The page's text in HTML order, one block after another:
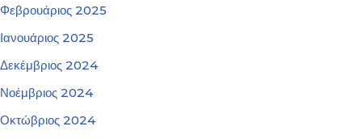
Φεβρουάριος 2025
Ιανουάριος 2025
Δεκέμβριος 2024
Νοέμβριος 2024
Οκτώβριος 2024